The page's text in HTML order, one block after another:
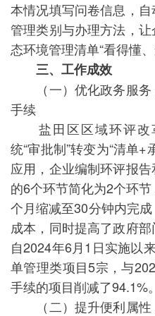
本情况填写问卷信息，
管理类别与办理方法，
态环境管理清单“看得懂、
三、工作成效
（一）优化政务服务
手续
盐田区区域环评改
统“审批制”转变为“清单
应用，企业编制环评报
的6个环节简化为2个环
个月缩减至30分钟内完
成本，同时提高了政府
自2024年6月1日实施以
单管理类项目5宗，与
手续的项目削减了94.1%。
（二）提升便利属性